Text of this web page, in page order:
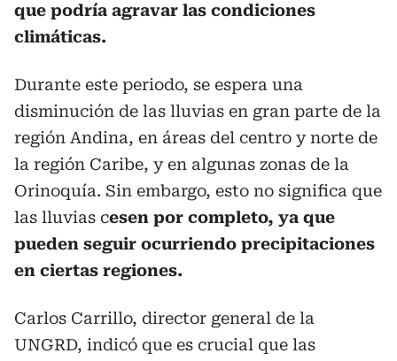
que podría agravar las condiciones
climáticas.
Durante este periodo, se espera una
disminución de las lluvias en gran parte de la
región Andina, en áreas del centro y norte de
la región Caribe, y en algunas zonas de la
Orinoquía. Sin embargo, esto no significa que
las lluvias cesen por completo, ya que
pueden seguir ocurriendo precipitaciones
en ciertas regiones.
Carlos Carrillo, director general de la
UNGRD, indicó que es crucial que las